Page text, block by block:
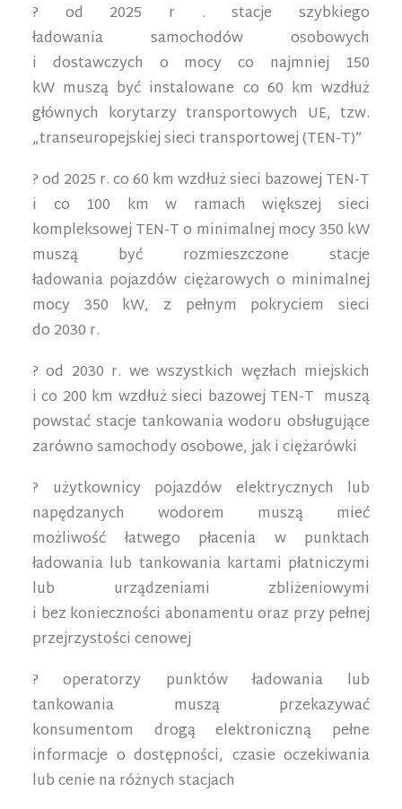
? od 2025 r . stacje szybkiego
ładowania samochodów osobowych
i dostawczych o mocy co najmniej 150
kW muszą być instalowane co 60 km wzdłuż
głównych korytarzy transportowych UE, tzw.
„transeuropejskiej sieci transportowej (TEN-T)”
? od 2025 r. co 60 km wzdłuż sieci bazowej TEN-T
i co 100 km w ramach większej sieci
kompleksowej TEN-T o minimalnej mocy 350 kW
muszą być rozmieszczone stacje
ładowania pojazdów ciężarowych o minimalnej
mocy 350 kW, z pełnym pokryciem sieci
do 2030 r.
? od 2030 r. we wszystkich węzłach miejskich
i co 200 km wzdłuż sieci bazowej TEN-T muszą
powstać stacje tankowania wodoru obsługujące
zarówno samochody osobowe, jak i ciężarówki
? użytkownicy pojazdów elektrycznych lub
napędzanych wodorem muszą mieć
możliwość łatwego płacenia w punktach
ładowania lub tankowania kartami płatniczymi
lub urządzeniami zbliżeniowymi
i bez konieczności abonamentu oraz przy pełnej
przejrzystości cenowej
? operatorzy punktów ładowania lub
tankowania muszą przekazywać
konsumentom drogą elektroniczną pełne
informacje o dostępności, czasie oczekiwania
lub cenie na różnych stacjach